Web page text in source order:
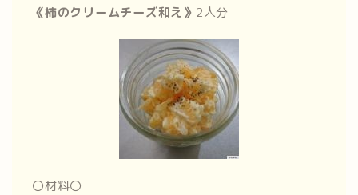
《柿のクリームチーズ和え》 2人分
〇材料〇